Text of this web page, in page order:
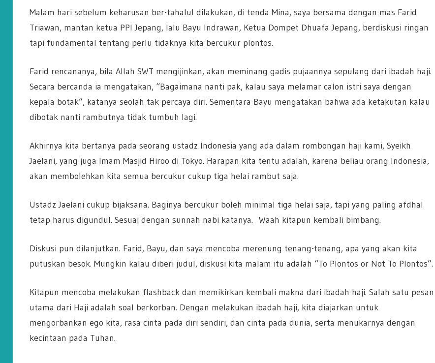
Malam hari sebelum keharusan ber-tahalul dilakukan, di tenda Mina, saya bersama dengan mas Farid
Triawan, mantan ketua PPI Jepang, lalu Bayu Indrawan, Ketua Dompet Dhuafa Jepang, berdiskusi ringan
tapi fundamental tentang perlu tidaknya kita bercukur plontos.
Farid rencananya, bila Allah SWT mengijinkan, akan meminang gadis pujaannya sepulang dari ibadah haji.
Secara bercanda ia mengatakan, “Bagaimana nanti pak, kalau saya melamar calon istri saya dengan
kepala botak”, katanya seolah tak percaya diri. Sementara Bayu mengatakan bahwa ada ketakutan kalau
dibotak nanti rambutnya tidak tumbuh lagi.
Akhirnya kita bertanya pada seorang ustadz Indonesia yang ada dalam rombongan haji kami, Syeikh
Jaelani, yang juga Imam Masjid Hiroo di Tokyo. Harapan kita tentu adalah, karena beliau orang Indonesia,
akan membolehkan kita semua bercukur cukup tiga helai rambut saja.
Ustadz Jaelani cukup bijaksana. Baginya bercukur boleh minimal tiga helai saja, tapi yang paling afdhal
tetap harus digundul. Sesuai dengan sunnah nabi katanya. Waah kitapun kembali bimbang.
Diskusi pun dilanjutkan. Farid, Bayu, dan saya mencoba merenung tenang-tenang, apa yang akan kita
putuskan besok. Mungkin kalau diberi judul, diskusi kita malam itu adalah “To Plontos or Not To Plontos”.
Kitapun mencoba melakukan flashback dan memikirkan kembali makna dari ibadah haji. Salah satu pesan
utama dari Haji adalah soal berkorban. Dengan melakukan ibadah haji, kita diajarkan untuk
mengorbankan ego kita, rasa cinta pada diri sendiri, dan cinta pada dunia, serta menukarnya dengan
kecintaan pada Tuhan.